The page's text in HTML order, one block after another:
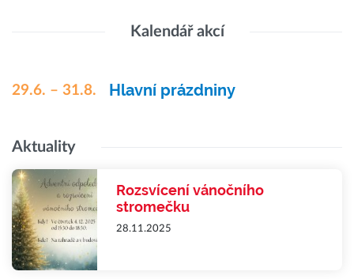
Kalendář akcí
29.6. – 31.8. Hlavní prázdniny
Aktuality
Rozsvícení vánočního
stromečku
28.11.2025